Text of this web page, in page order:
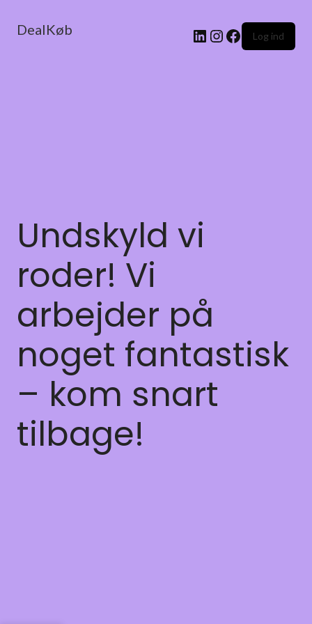
DealKøb Log ind
Undskyld vi
roder! Vi
arbejder på
noget fantastisk
– kom snart
tilbage!